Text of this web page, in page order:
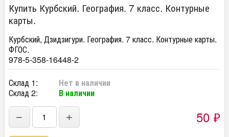
Купить Курбский. География. 7 класс. Контурные
карты.
Курбский, Дзидзигури. География. 7 класс. Контурные карты.
ФГОС.
978-5-358-16448-2
Склад 1:
Нет в наличии
Склад 2:
В наличии
− + 50 ₽